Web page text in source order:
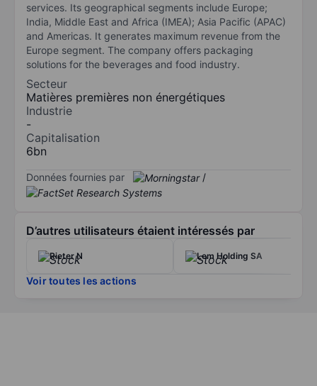
services. Its geographical segments include Europe;
India, Middle East and Africa (IMEA); Asia Pacific (APAC)
and Americas. It generates maximum revenue from the
Europe segment. The company offers packaging
solutions for the beverages and food industry.
Secteur
Matières premières non énergétiques
Industrie
-
Capitalisation
6bn
Données fournies par /
D’autres utilisateurs étaient intéressés par
Rieter N Lem Holding SA
Voir toutes les actions